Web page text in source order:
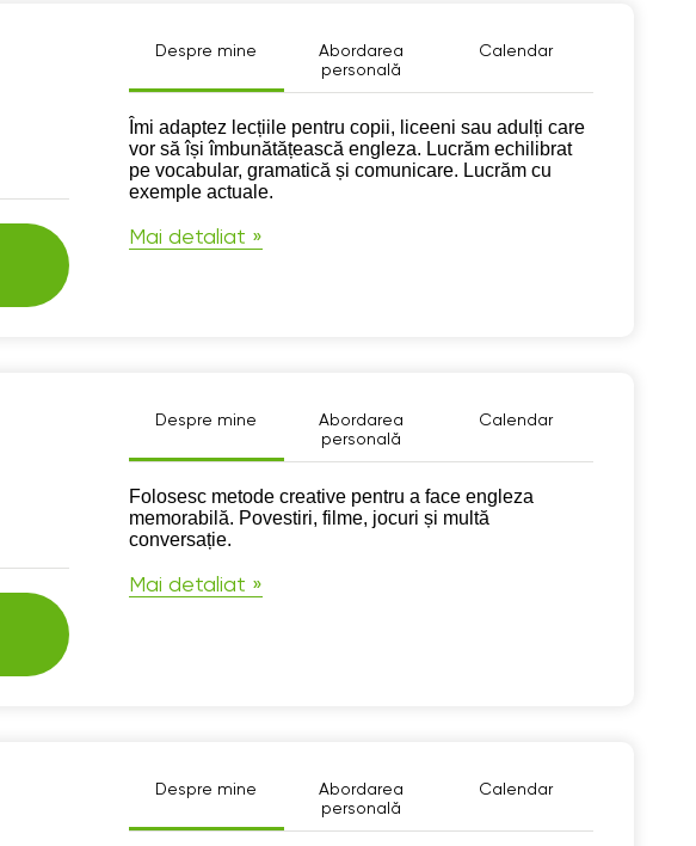
Despre mine
Abordarea
personală
Calendar
Despre mine
Îmi adaptez lecțiile pentru copii, liceeni sau adulți care
vor să își îmbunătățească engleza. Lucrăm echilibrat
pe vocabular, gramatică și comunicare. Lucrăm cu
exemple actuale.
Mai detaliat »
Despre mine
Abordarea
personală
Calendar
Despre mine
Folosesc metode creative pentru a face engleza
memorabilă. Povestiri, filme, jocuri și multă
conversație.
Mai detaliat »
Despre mine
Abordarea
personală
Calendar